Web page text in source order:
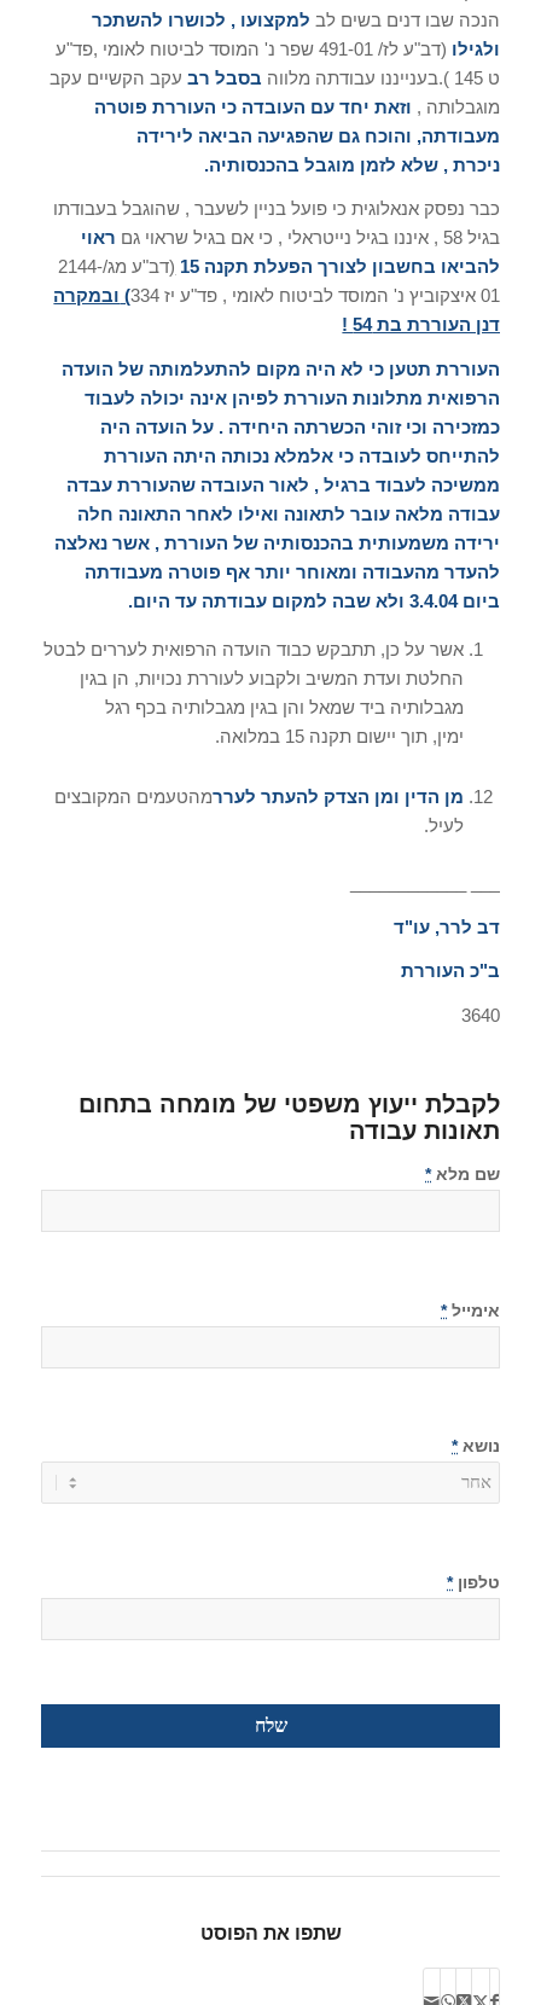
הנכה שבו דנים בשים לב למקצועו , לכושרו להשתכר
ולגילו
(דב"ע לז/ 491-01 שפר נ' המוסד לביטוח לאומי ,פד"ע
ט 145 ).בענייננו עבודתה מלווה
בסבל רב עקב הקשיים עקב
מוגבלותה , וזאת יחד עם העובדה כי העוררת פוטרה
מעבודתה, והוכח גם שהפגיעה הביאה לירידה
ניכרת , שלא לזמן מוגבל בהכנסותיה.
כבר נפסק אנאלוגית כי פועל בניין לשעבר , שהוגבל בעבודתו
בגיל 58 , איננו בגיל נייטראלי , כי אם בגיל שראוי גם
ראוי
להביאו בחשבון לצורך הפעלת תקנה 15
(
דב"ע מג/2144-
01 איצקוביץ נ' המוסד לביטוח לאומי , פד"ע יז 334
) ובמקרה
דנן העוררת בת54 !
העוררת תטען כי לא היה מקום להתעלמותה של הועדה
הרפואית מתלונות העוררת לפיהן אינה יכולה לעבוד
כמזכירה וכי זוהי הכשרתה היחידה . על הועדה היה
להתייחס לעובדה כי אלמלא נכותה היתה העוררת
ממשיכה לעבוד ברגיל , לאור העובדה שהעוררת עבדה
עבודה מלאה עובר לתאונה ואילו לאחר התאונה חלה
ירידה משמעותית בהכנסותיה של העוררת , אשר נאלצה
להעדר מהעבודה ומאוחר יותר אף פוטרה מעבודתה
ביום3.4.04 ולא שבה למקום עבודתה עד היום.
אשר על כן, תתבקש כבוד הועדה הרפואית לעררים לבטל
החלטת ועדת המשיב ולקבוע לעוררת נכויות, הן בגין
מגבלותיה ביד שמאל והן בגין מגבלותיה בכף רגל
ימין, תוך יישום תקנה 15 במלואה.
מן הדין ומן הצדק להעתר לעררמהטעמים המקובצים
לעיל.
דב לרר, עו"ד
ב"כ העוררת
3640
לקבלת ייעוץ משפטי של מומחה בתחום
תאונות עבודה
שם מלא*
אימייל*
נושא*
טלפון*
שתפו את הפוסט